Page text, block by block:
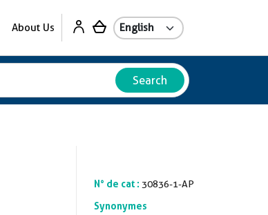
About Us
Search
N° de cat : 30836-1-AP
Synonymes